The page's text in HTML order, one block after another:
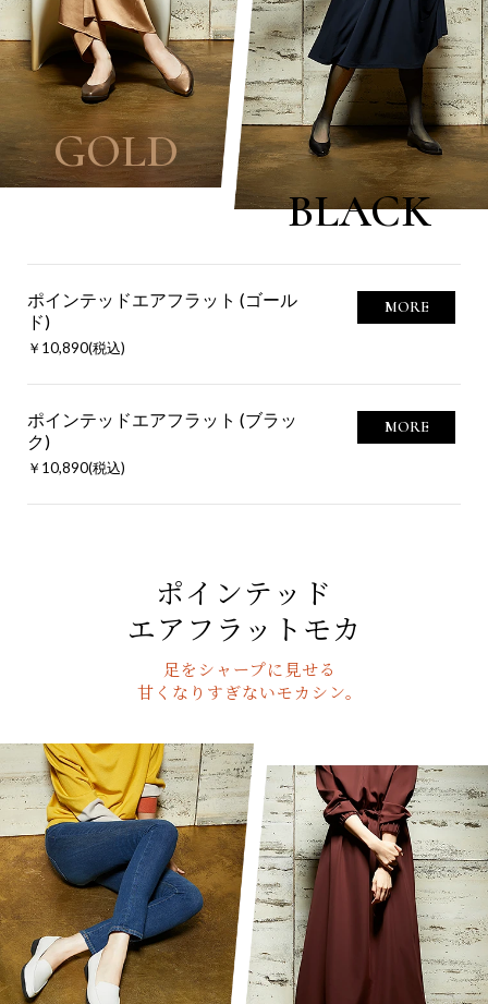
GOLD
BLACK
ポインテッドエアフラット (ゴール
ド)
￥10,890(税込)
MORE
ポインテッドエアフラット (ブラッ
ク)
￥10,890(税込)
MORE
ポインテッド
エアフラットモカ
足をシャープに見せる
甘くなりすぎないモカシン。